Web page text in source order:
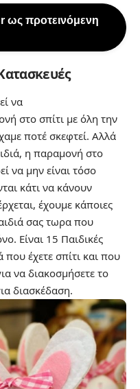
ως προτεινόμενη
να
στο σπίτι με όλη την
ποτέ σκεφτεί. Αλλά
η παραμονή στο
να μην είναι τόσο
κάτι να κάνουν
έχουμε κάποιες
σας τωρα που
Είναι 15 Παιδικές
που έχετε σπίτι και που
να διακοσμήσετε το
διασκέδαση.